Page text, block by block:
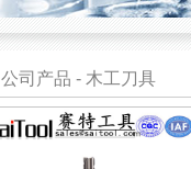
公司产品 - 木工刀具